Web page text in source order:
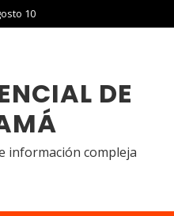
10
DE
información compleja